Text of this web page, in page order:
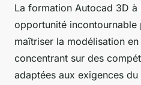
La formation Autocad 3D à
opportunité
maîtriser la modélisation
concentrant sur des
adaptées aux exigences